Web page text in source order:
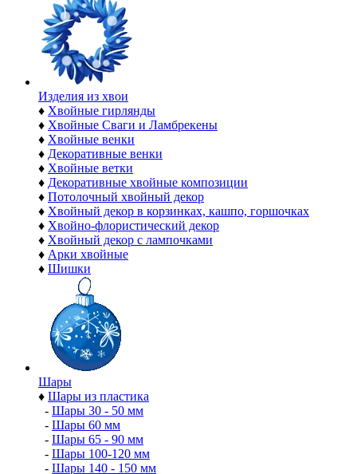
Изделия из хвои
♦ Хвойные гирлянды
♦ Хвойные Сваги и Ламбрекены
♦ Хвойные венки
♦ Декоративные венки
♦ Хвойные ветки
♦ Декоративные хвойные композиции
♦ Потолочный хвойный декор
♦ Хвойный декор в корзинках, кашпо, горшочках
♦ Хвойно-флористический декор
♦ Хвойный декор с лампочками
♦ Арки хвойные
♦ Шишки
Шары
♦ Шары из пластика
- Шары 30 - 50 мм
- Шары 60 мм
- Шары 65 - 90 мм
- Шары 100-120 мм
- Шары 140 - 150 мм